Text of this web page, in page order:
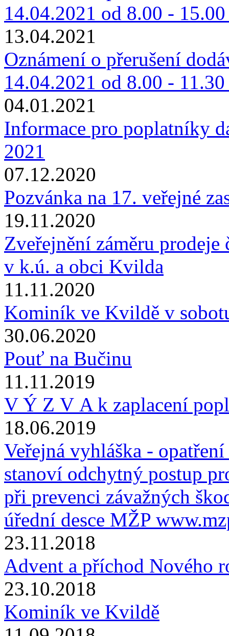
14.04.2021 od 8.00 -
13.04.2021
Oznámení o přerušení
14.04.2021 od 8.00 -
04.01.2021
Informace pro poplatníky
2021
07.12.2020
Pozvánka na 17. veřejné
19.11.2020
Zveřejnění záměru
v k.ú. a obci Kvilda
11.11.2020
Kominík ve Kvildě v
30.06.2020
Pouť na Bučinu
11.11.2019
V Ý Z V A k zaplacení
18.06.2019
Veřejná vyhláška -
stanoví odchytný postup
při prevenci závažných
úřední desce MŽP
23.11.2018
Advent a příchod Nového
23.10.2018
Kominík ve Kvildě